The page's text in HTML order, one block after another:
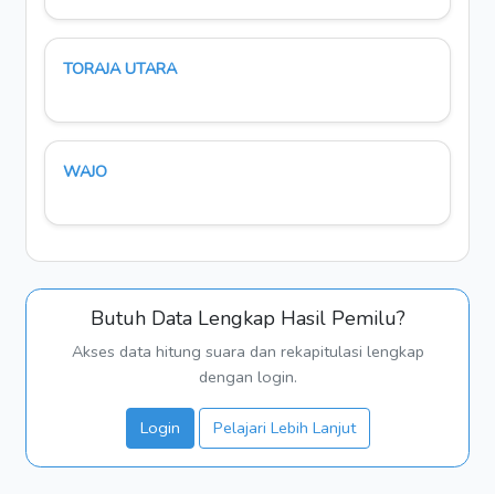
TORAJA UTARA
WAJO
Butuh Data Lengkap Hasil Pemilu?
Akses data hitung suara dan rekapitulasi lengkap
dengan login.
Login Pelajari Lebih Lanjut